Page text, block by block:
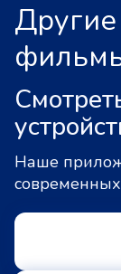
Наше